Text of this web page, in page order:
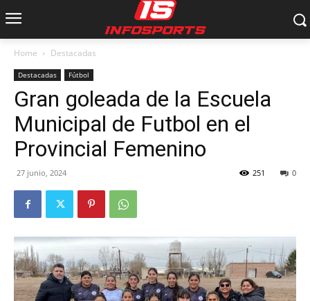
Home Destacadas
Destacadas Fútbol
Gran goleada de la Escuela
Municipal de Futbol en el
Provincial Femenino
27 junio, 2024 0
251